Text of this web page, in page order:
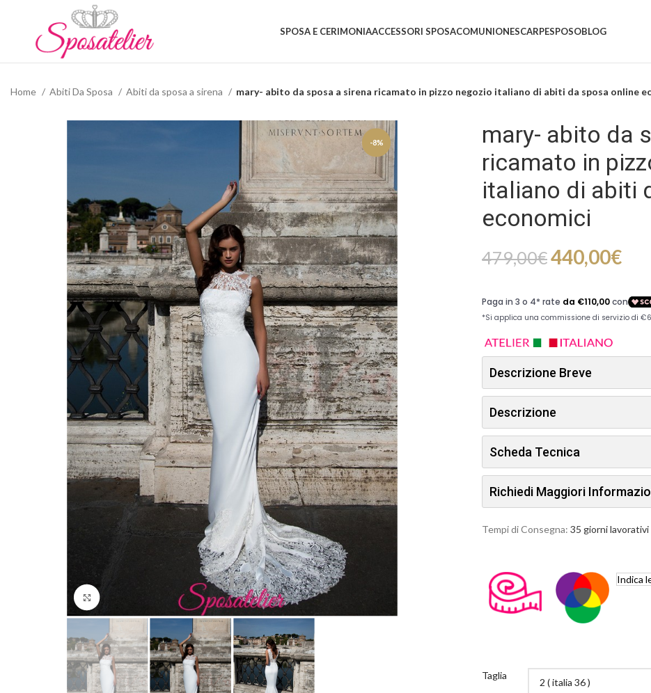
SPOSA E CERIMONIAACCESSORI SPOSACOMUNIONESCARPESPOSOBLOG
Home Abiti Da Sposa Abiti da sposa a sirena mary- abito da sposa a sirena ricamato in pizzo negozio italiano di abiti da sposa online
-8%
Click to enlarge
mary- abito da
ricamato in
italiano di abiti
economici
479,00€440,00€
Descrizione Breve
Descrizione
Scheda Tecnica
Richiedi Maggiori
Tempi di Consegna: 35 giorni lavorativi
Indica
Taglia